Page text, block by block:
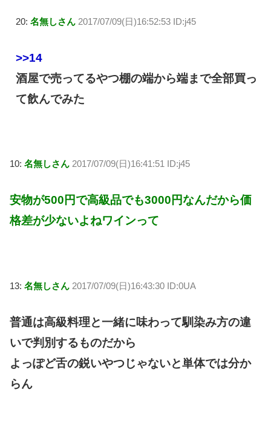
20: 名無しさん 2017/07/09(日)16:52:53 ID:j45
>>14
酒屋で売ってるやつ棚の端から端まで全部買っ
て飲んでみた
10: 名無しさん 2017/07/09(日)16:41:51 ID:j45
安物が500円で高級品でも3000円なんだから価
格差が少ないよねワインって
13: 名無しさん 2017/07/09(日)16:43:30 ID:0UA
普通は高級料理と一緒に味わって馴染み方の違
いで判別するものだから
よっぽど舌の鋭いやつじゃないと単体では分か
らん